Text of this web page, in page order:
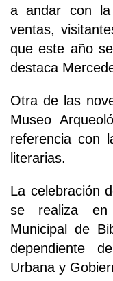
a andar con la
ventas,
que este año
destaca
Otra de las
Museo
referencia con
literarias.
La celebración
se realiza en
Municipal de
dependiente
Urbana y